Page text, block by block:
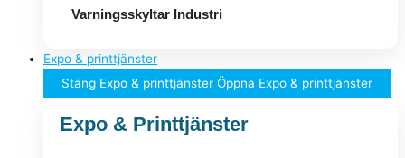
Varningsskyltar Industri
Expo & printtjänster
Stäng Expo & printtjänster Öppna Expo & printtjänster
Expo & Printtjänster